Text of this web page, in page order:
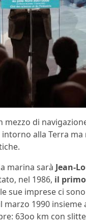
mezzo di
alla Terra
marina sarà Jean-
nel 1986, il
sue imprese ci
1990 insieme
63oo km con